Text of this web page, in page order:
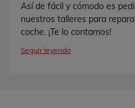
Así de fácil y cómodo es
nuestros talleres para
coche. ¡Te lo contamos!
Seguir leyendo